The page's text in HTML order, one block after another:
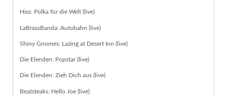
Hiss: Polka für die Welt (live)
LaBrassBanda: Autobahn (live)
Shiny Gnomes: Lazing at Desert Inn (live)
Die Elenden: Popstar (live)
Die Elenden: Zieh Dich aus (live)
Beatsteaks: Hello Joe (live)